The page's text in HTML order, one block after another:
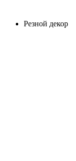
Резной декор